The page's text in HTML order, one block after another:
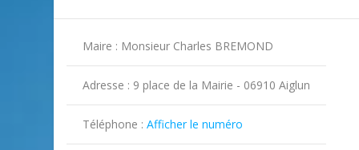
Maire : Monsieur Charles BREMOND
Adresse : 9 place de la Mairie - 06910 Aiglun
Téléphone :Afficher le numéro